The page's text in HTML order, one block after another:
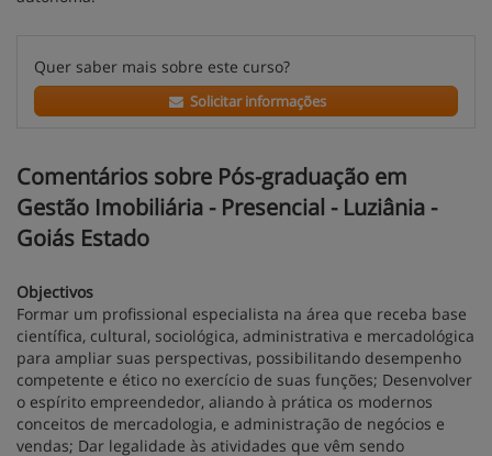
Quer saber mais sobre este curso?
Solicitar informações
Comentários sobre Pós-graduação em
Gestão Imobiliária - Presencial - Luziânia -
Goiás Estado
Objectivos
Formar um profissional especialista na área que receba base
científica, cultural, sociológica, administrativa e mercadológica
para ampliar suas perspectivas, possibilitando desempenho
competente e ético no exercício de suas funções; Desenvolver
o espírito empreendedor, aliando à prática os modernos
conceitos de mercadologia, e administração de negócios e
vendas; Dar legalidade às atividades que vêm sendo